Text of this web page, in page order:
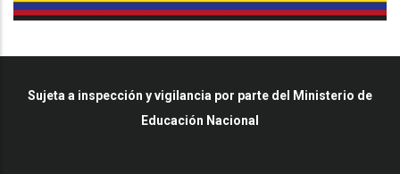
Sujeta a inspección y vigilancia por parte del Ministerio de
Educación Nacional